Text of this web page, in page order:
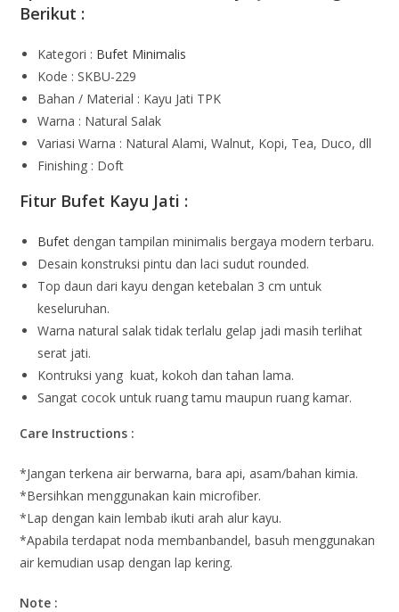
Berikut :
Kategori : Bufet Minimalis
Kode : SKBU-229
Bahan / Material : Kayu Jati TPK
Warna : Natural Salak
Variasi Warna : Natural Alami, Walnut, Kopi, Tea, Duco, dll
Finishing : Doft
Fitur Bufet Kayu Jati :
Bufet dengan tampilan minimalis bergaya modern terbaru.
Desain konstruksi pintu dan laci sudut rounded.
Top daun dari kayu dengan ketebalan 3 cm untuk
keseluruhan.
Warna natural salak tidak terlalu gelap jadi masih terlihat
serat jati.
Kontruksi yang kuat, kokoh dan tahan lama.
Sangat cocok untuk ruang tamu maupun ruang kamar.
Care Instructions :
*Jangan terkena air berwarna, bara api, asam/bahan kimia.
*Bersihkan menggunakan kain microfiber.
*Lap dengan kain lembab ikuti arah alur kayu.
*Apabila terdapat noda membanbandel, basuh menggunakan
air kemudian usap dengan lap kering.
Note :